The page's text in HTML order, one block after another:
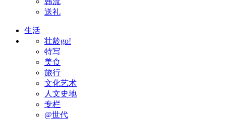
送礼
生活
壮龄go!
特写
美食
旅行
文化艺术
人文史地
专栏
@世代